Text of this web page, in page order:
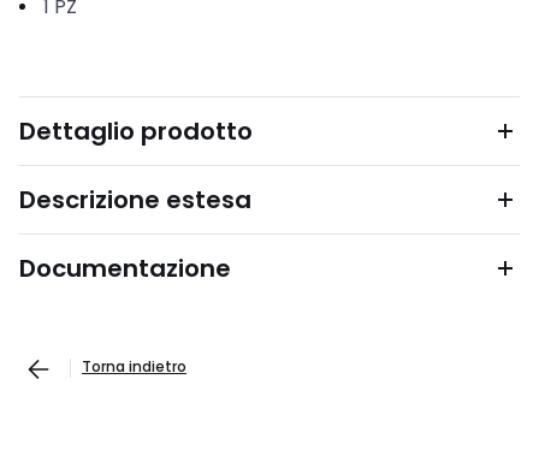
1 PZ
Dettaglio prodotto
Descrizione estesa
Documentazione
Torna indietro